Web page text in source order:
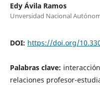
Edy Ávila Ramos
Unversidad Nacional
DOI: https://doi.org/
Palabras clave:
relaciones profesor-